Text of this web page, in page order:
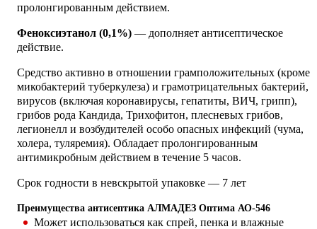
пролонгированным действием.
Феноксиэтанол (0,1%) — дополняет антисептическое
действие.
Средство активно в отношении грамположительных (кроме
микобактерий туберкулеза) и грамотрицательных бактерий,
вирусов (включая коронавирусы, гепатиты, ВИЧ, грипп),
грибов рода Кандида, Трихофитон, плесневых грибов,
легионелл и возбудителей особо опасных инфекций (чума,
холера, туляремия). Обладает пролонгированным
антимикробным действием в течение 5 часов.
Срок годности в невскрытой упаковке — 7 лет
Преимущества антисептика АЛМАДЕЗ Оптима АО-546
Может использоваться как спрей, пенка и влажные